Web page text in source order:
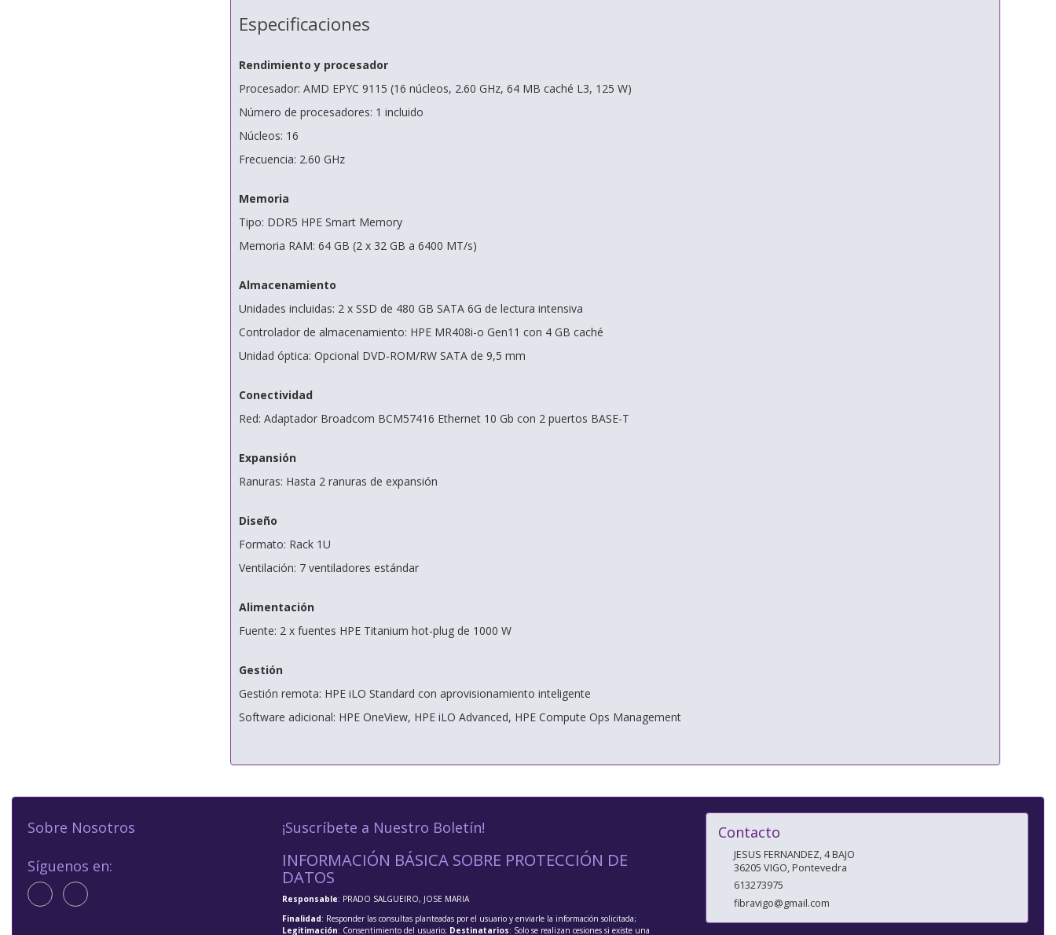
Especificaciones
Rendimiento y procesador
Procesador: AMD EPYC 9115 (16 núcleos, 2.60 GHz, 64 MB caché L3, 125 W)
Número de procesadores: 1 incluido
Núcleos: 16
Frecuencia: 2.60 GHz
Memoria
Tipo: DDR5 HPE Smart Memory
Memoria RAM: 64 GB (2 x 32 GB a 6400 MT/s)
Almacenamiento
Unidades incluidas: 2 x SSD de 480 GB SATA 6G de lectura intensiva
Controlador de almacenamiento: HPE MR408i-o Gen11 con 4 GB caché
Unidad óptica: Opcional DVD-ROM/RW SATA de 9,5 mm
Conectividad
Red: Adaptador Broadcom BCM57416 Ethernet 10 Gb con 2 puertos BASE-T
Expansión
Ranuras: Hasta 2 ranuras de expansión
Diseño
Formato: Rack 1U
Ventilación: 7 ventiladores estándar
Alimentación
Fuente: 2 x fuentes HPE Titanium hot-plug de 1000 W
Gestión
Gestión remota: HPE iLO Standard con aprovisionamiento inteligente
Software adicional: HPE OneView, HPE iLO Advanced, HPE Compute Ops Management
Sobre Nosotros
Síguenos en:
¡Suscríbete a Nuestro Boletín!
INFORMACIÓN BÁSICA SOBRE PROTECCIÓN DE
DATOS
Responsable: PRADO SALGUEIRO, JOSE MARIA
Finalidad: Responder las consultas planteadas por el usuario y enviarle la información solicitada;
Legitimación: Consentimiento del usuario; Destinatarios: Solo se realizan cesiones si existe una
Contacto
JESUS FERNANDEZ, 4 BAJO
36205 VIGO,Pontevedra
613273975
fibravigo@gmail.com